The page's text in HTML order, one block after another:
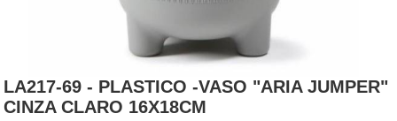
LA217-69 - PLASTICO -VASO "ARIA JUMPER"
CINZA CLARO 16X18CM